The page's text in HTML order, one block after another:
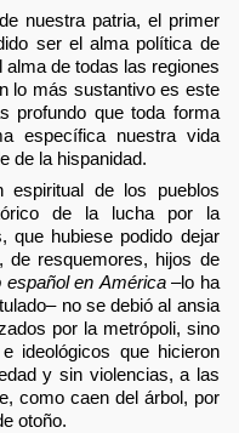
nuestra patria, el primer
ser el alma política de
de todas las regiones
lo más sustantivo es este
profundo que toda forma
específica nuestra vida
de la hispanidad.
espiritual de los pueblos
de la lucha por la
que hubiese podido dejar
de resquemores, hijos de
español en América–lo ha
no se debió al ansia
por la metrópoli, sino
ideológicos que hicieron
y sin violencias, a las
como caen del árbol, por
otoño.